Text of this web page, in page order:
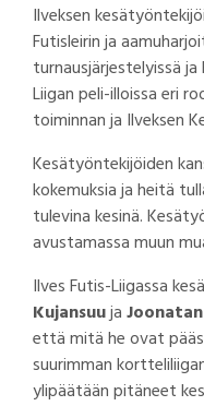
Ilveksen
Futisleirin ja
turnausjärjestelyissä
Liigan peli-illoissa eri
toiminnan ja Ilveksen
Kesätyöntekijöiden
kokemuksia ja heitä
tulevina kesinä.
avustamassa muun
Ilves Futis-Liigassa
Kujansuuja
että mitä he ovat
suurimman
ylipäätään pitäneet